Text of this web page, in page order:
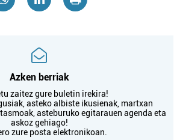
Azken berriak
zaitez gure buletin irekira!
asteko albiste ikusienak, martxan
asteburuko egitarauen agenda eta
askoz gehiago!
zure posta elektronikoan.